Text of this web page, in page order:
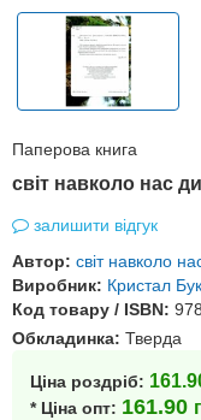
Паперова книга
світ навколо нас
залишити відгук
Автор: світ навколо
Виробник: Кристал Бук
Код товару / ISBN:
Обкладинка: Тверда
Ціна роздріб:
* Ціна опт: 161.90